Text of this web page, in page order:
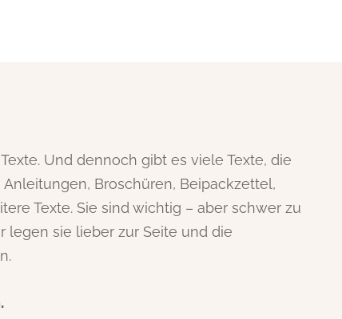
Und dennoch gibt es viele Texte, die
Broschüren, Beipackzettel,
Texte. Sie sind wichtig – aber schwer zu
legen sie lieber zur Seite und die